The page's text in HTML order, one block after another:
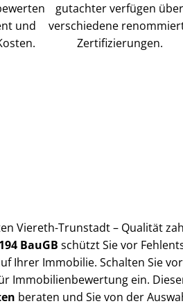
und
gutachter verfügen über
verschiedene
Zer­ti­fi­zie­run­gen.
Viereth-Trunstadt – Qualität
BauGB schützt Sie vor
Ihrer Immobilie. Schalten Sie
Im­mo­bi­li­en­be­wer­tung ein.
beraten und Sie von der